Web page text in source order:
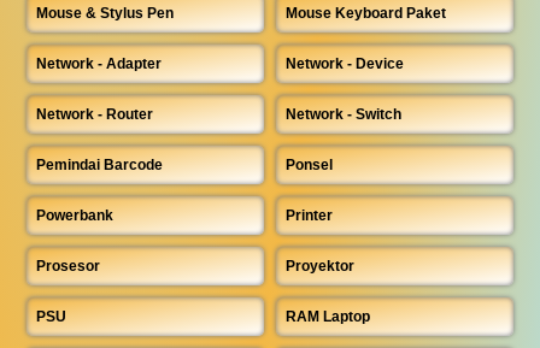
Mouse & Stylus Pen Mouse Keyboard Paket
Network - Adapter Network - Device
Network - Router Network - Switch
Pemindai Barcode Ponsel
Powerbank Printer
Prosesor Proyektor
PSU RAM Laptop